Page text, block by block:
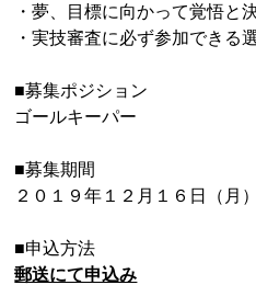
・夢、目標に向かって覚悟と
・実技審査に必ず参加できる
■募集ポジション
ゴールキーパー
■募集期間
２０１９年１２月１６日（月
■申込方法
郵送にて申込み